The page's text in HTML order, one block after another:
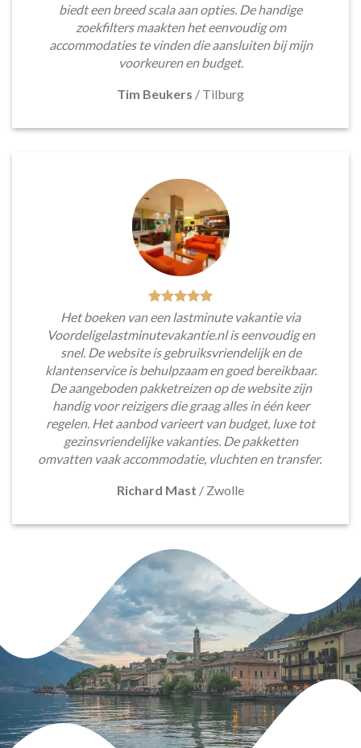
biedt een breed scala aan opties. De handige
zoekfilters maakten het eenvoudig om
accommodaties te vinden die aansluiten bij mijn
voorkeuren en budget.
Tim Beukers / Tilburg
Het boeken van een lastminute vakantie via
Voordeligelastminutevakantie.nl is eenvoudig en
snel. De website is gebruiksvriendelijk en de
klantenservice is behulpzaam en goed bereikbaar.
De aangeboden pakketreizen op de website zijn
handig voor reizigers die graag alles in één keer
regelen. Het aanbod varieert van budget, luxe tot
gezinsvriendelijke vakanties. De pakketten
omvatten vaak accommodatie, vluchten en transfer.
Richard Mast / Zwolle